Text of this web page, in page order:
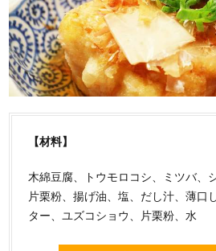
【材料】
木綿豆腐、トウモロコシ、ミツバ、
片栗粉、揚げ油、塩、だし汁、薄口
ター、ユズコショウ、片栗粉、水